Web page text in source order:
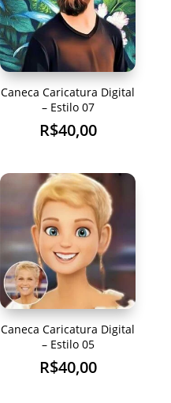
Caneca Caricatura Digital
– Estilo 07
R$40,00
Caneca Caricatura Digital
– Estilo 05
R$40,00